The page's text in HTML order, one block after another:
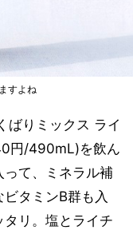
すよね
ばりミックス ライ
円/490mL)を飲ん
て、ミネラル補
タミンB群も入
リ。塩とライチ